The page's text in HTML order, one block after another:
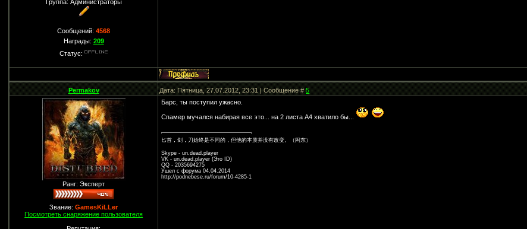
Группа: Администраторы
Сообщений:4568
Награды: 209
Статус:
Permakov Дата: Пятница, 27.07.2012, 23:31 | Сообщение #5
Ранг: Эксперт
Звание:GamesKiLLer
Посмотреть снаряжение пользователя
Барс, ты поступил ужасно.
Спамер мучался набирая все это... на 2 листа А4 хватило бы...
匕首，剑，刀始终是不同的，但他的本质并没有改变。（闳东）
Skype - un.dead.player
VK - un.dead.player (Это ID)
QQ - 2035694275
Ушел с форума 04.04.2014
http://podnebese.ru/forum/10-4285-1